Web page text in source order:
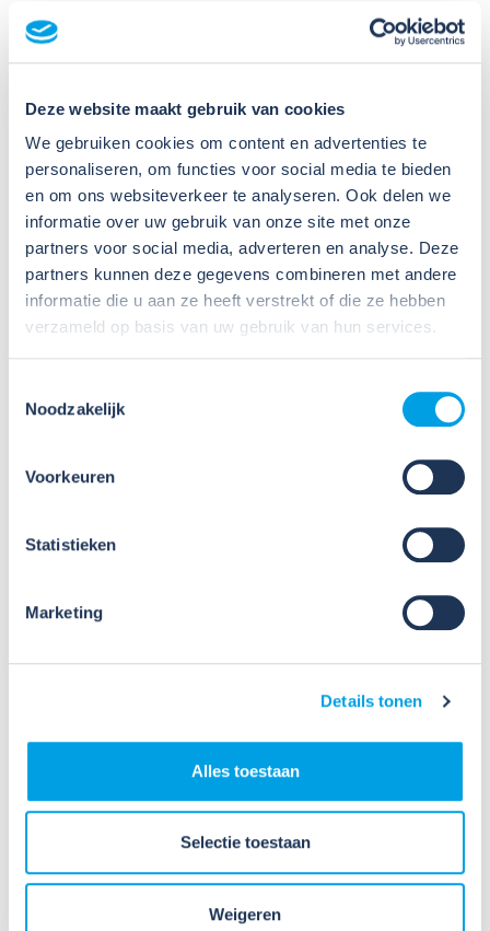
Deze website maakt gebruik van cookies
We gebruiken cookies om content en advertenties te
personaliseren, om functies voor social media te bieden
en om ons websiteverkeer te analyseren. Ook delen we
informatie over uw gebruik van onze site met onze
partners voor social media, adverteren en analyse. Deze
partners kunnen deze gegevens combineren met andere
informatie die u aan ze heeft verstrekt of die ze hebben
verzameld op basis van uw gebruik van hun services.
Noodzakelijk
Voorkeuren
Statistieken
Marketing
Details tonen
Alles toestaan
Selectie toestaan
Weigeren
Meer activiteiten
2026
tool: Werken met CHEPP (23
Sinds 1 oktober 2024 kunnen bedrijven die zijn
maken van de nieuwe RI&E-tool CHEPP, speciaal
voor de Installatietechniek. Het opstellen van een
RI&E wordt hiermee nog gemakkelijke...